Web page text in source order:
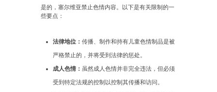
是的，塞尔维亚禁止色情内容。以下是有关限制的一
些要点：
法律地位： 传播、制作和持有儿童色情制品是被
严格禁止的，并将受到法律的惩处。
成人色情： 虽然成人色情并非完全违法，但必须
受到特定法规的控制以控制其传播和访问。